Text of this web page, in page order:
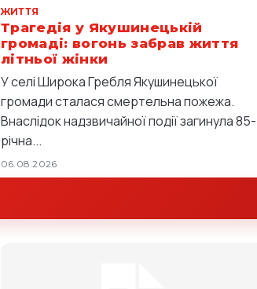
ЖИТТЯ
Трагедія у Якушинецькій
громаді: вогонь забрав життя
літньої жінки
У селі Широка Гребля Якушинецької
громади сталася смертельна пожежа.
Внаслідок надзвичайної події загинула 85-
річна...
06.08.2026